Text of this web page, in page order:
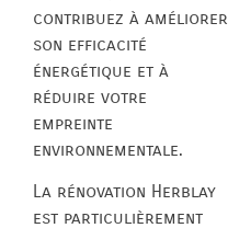
contribuez à améliorer
son efficacité
énergétique et à
réduire votre
empreinte
environnementale.
La rénovation Herblay
est particulièrement